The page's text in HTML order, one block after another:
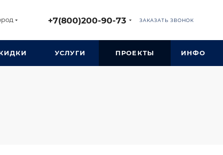
+7(800)200-90-73 ЗАКАЗАТЬ ЗВОНОК
УСЛУГИ ПРОЕКТЫ ИНФО